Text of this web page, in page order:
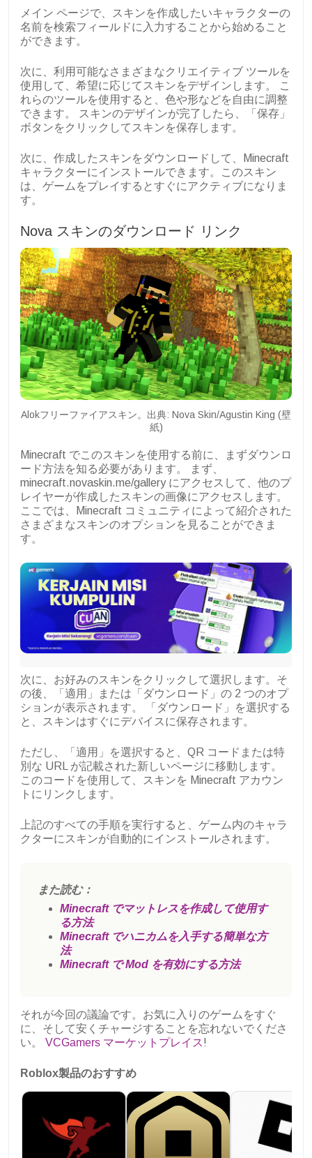
メイン ページで、スキンを作成したいキャラクターの
名前を検索フィールドに入力することから始めること
ができます。
次に、利用可能なさまざまなクリエイティブ ツールを
使用して、希望に応じてスキンをデザインします。
こ
れらのツールを使用すると、色や形などを自由に調整
できます。
スキンのデザインが完了したら、「保存」
ボタンをクリックしてスキンを保存します。
次に、作成したスキンをダウンロードして、Minecraft
キャラクターにインストールできます。このスキン
は、ゲームをプレイするとすぐにアクティブになりま
す。
Nova スキンのダウンロード リンク
Alokフリーファイアスキン。出典: Nova Skin/Agustin King (壁
紙)
Minecraft でこのスキンを使用する前に、まずダウンロ
ード方法を知る必要があります。
まず、
minecraft.novaskin.me/gallery にアクセスして、他のプ
レイヤーが作成したスキンの画像にアクセスします。
ここでは、Minecraft コミュニティによって紹介された
さまざまなスキンのオプションを見ることができま
す。
次に、お好みのスキンをクリックして選択します。そ
の後、「適用」または「ダウンロード」の 2 つのオプ
ションが表示されます。 「ダウンロード」を選択する
と、スキンはすぐにデバイスに保存されます。
ただし、「適用」を選択すると、QR コードまたは特
別な URL が記載された新しいページに移動します。
このコードを使用して、スキンを Minecraft アカウン
トにリンクします。
上記のすべての手順を実行すると、ゲーム内のキャラ
クターにスキンが自動的にインストールされます。
また読む：
Minecraft でマットレスを作成して使用す
る方法
Minecraft でハニカムを入手する簡単な方
法
Minecraft で Mod を有効にする方法
それが今回の議論です。お気に入りのゲームをすぐ
に、そして安くチャージすることを忘れないでくださ
い。 VCGamers マーケットプレイス!
Roblox製品のおすすめ